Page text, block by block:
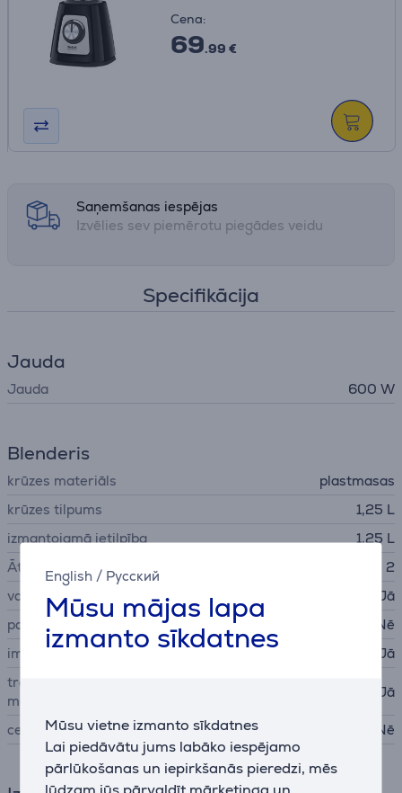
English / Русский
Mūsu mājas lapa
izmanto sīkdatnes
Mūsu vietne izmanto sīkdatnes
Lai piedāvātu jums labāko iespējamo
pārlūkošanas un iepirkšanās pieredzi, mēs
lūdzam jūs pārvaldīt mārketinga un
Cena:
69.99 €
Saņemšanas iespējas
Izvēlies sev piemērotu piegādes veidu
Specifikācija
Jauda
Jauda 600 W
Blenderis
krūzes materiāls
plastmasas
krūzes tilpums
1,25 L
izmantojamā ietilpība
1,25 L
Ātrumi
2
vada nodalījums
Jā
pašattīrīšanās cikls
Nē
impulsa funkcija
Jā
trauku mazgājamā mašīnā
mazgājamās daļas
Jā
ceļojumu pudele Nē